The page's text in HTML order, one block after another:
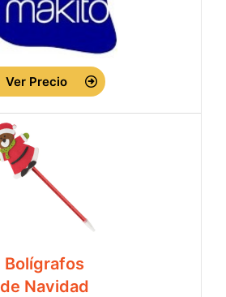
Ver Precio
Bolígrafos
de Navidad